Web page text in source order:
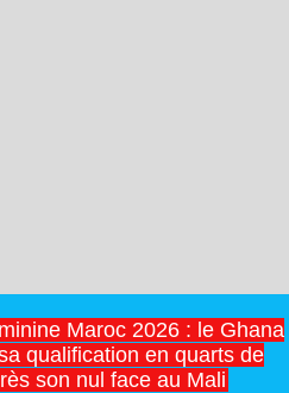
Maroc 2026 : le Ghana
qualification en quarts de
son nul face au Mali